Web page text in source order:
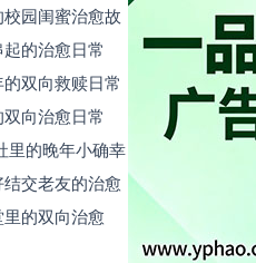
园闺蜜治愈故
的治愈日常
双向救赎日常
向治愈日常
里的晚年小确幸
交老友的治愈
的双向治愈